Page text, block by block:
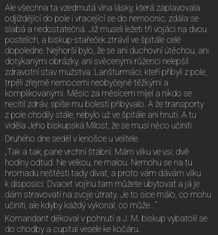
Ale všechna ta vzedmutá vlna lásky, která zaplavovala
odjíždějící do pole i vracející se do nemocnic, zdála se
slabá a nedostatečná. Již museli ležeti tři vojáci na dvou
postelích, a biskup-stařeček ztrávil ve špitále celé
dopoledne. Nejhorší bylo, že se ani duchovní útěchou, ani
dotýkanými obrázky, ani svěcenými růženci nelepšil
zdravotní stav mužstva. Lanšturmáci, kteří přibyli z pole,
trpěli zřejmě nemocemi neobyčejně těžkými a
komplikovanými. Měsíc za měsícem míjel a nikdo se
necítil zdráv, spíše mu bolestí přibývalo. A že transporty
z pole chodily stále, nebylo už ve špitále ani hnutí. A tu
viděla Jeho biskupská Milost, že se musí něco učiniti.
Druhého dne seděl v lenošce u velitele.
„Tak a tak, pane vrchní štábní. Mám vilku ve vsi, dvě
hodiny odtud. Ne velkou, ne malou. Nemohu se na tu
hromadu neštěstí tady dívat, a proto vám dávám vilku
k disposici. Dvacet vojínu tam můžete ubytovat a já je
dám stravovati na svoje útraty. Je to sice málo, co mohu
učiniti, ale kdyby každý vykonal, co může…“
Komandant děkoval v pohnutí a J. M. biskup vybatolil se
do chodby a cupital vesele ke kočáru.